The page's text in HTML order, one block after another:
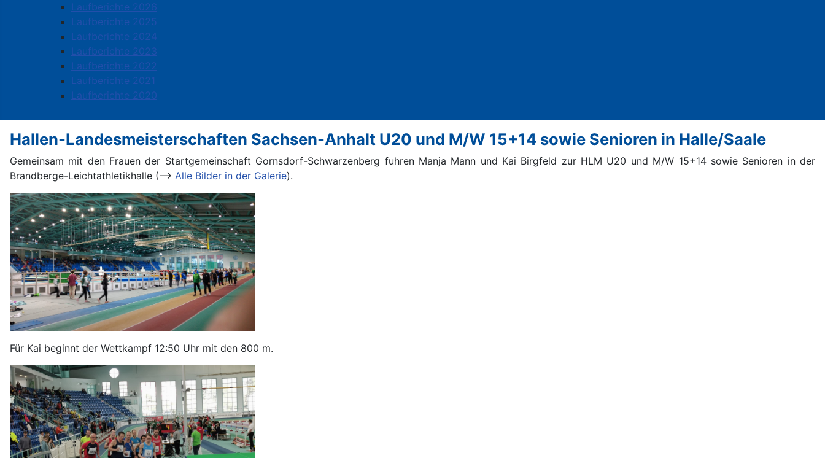
Laufberichte 2026
Laufberichte 2025
Laufberichte 2024
Laufberichte 2023
Laufberichte 2022
Laufberichte 2021
Laufberichte 2020
Hallen-Landesmeisterschaften Sachsen-Anhalt U20 und M/W 15+14 sowie Senioren in Halle/Saale
Gemeinsam mit den Frauen der Startgemeinschaft Gornsdorf-Schwarzenberg fuhren Manja Mann und Kai Birgfeld zur HLM U20 und M/W 15+14 sowie Senioren in der
Brandberge-Leichtathletikhalle (--> Alle Bilder in der Galerie).
Für Kai beginnt der Wettkampf 12:50 Uhr mit den 800 m.